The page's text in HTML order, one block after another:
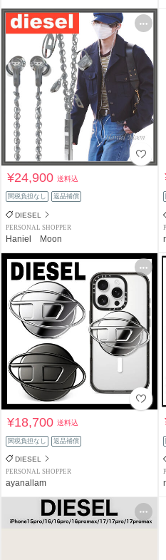
¥24,900送料込
関税負担なし 返品補償
DIESEL
PERSONAL SHOPPER
Haniel Moon
¥18,700送料込
関税負担なし 返品補償
DIESEL
PERSONAL SHOPPER
ayanallam